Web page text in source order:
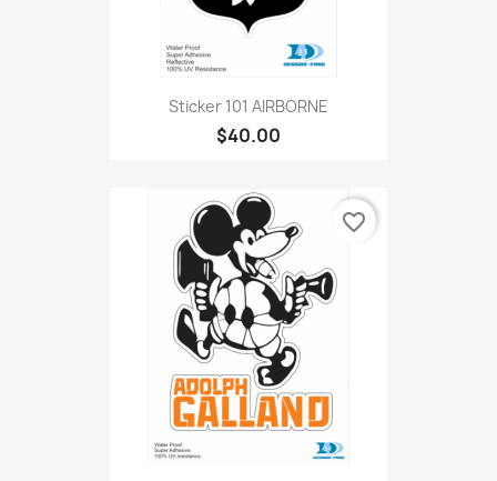
Sticker 101 AIRBORNE
$40.00
favorite_border